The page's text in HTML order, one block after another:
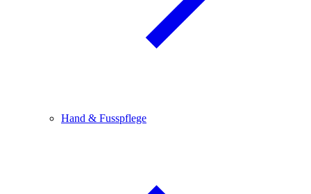
Hand & Fusspflege